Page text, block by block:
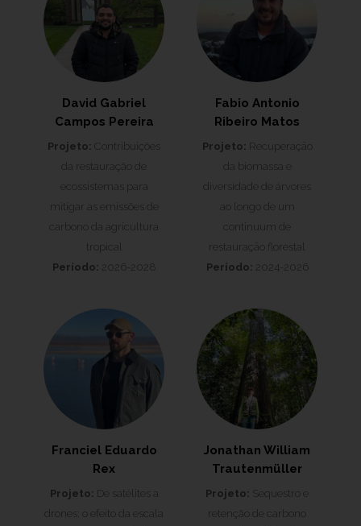
David Gabriel
Campos Pereira
Projeto: Contribuições
da restauração de
ecossistemas para
mitigar as emissões de
carbono da agricultura
tropical
Período: 2026-2028
Fabio Antonio
Ribeiro Matos
Projeto: Recuperaçāo
da biomassa e
diversidade de árvores
ao longo de um
continuum de
restauraçāo florestal
Período: 2024-2026
Franciel Eduardo
Rex
Projeto: De satélites a
drones: o efeito da escala
Jonathan William
Trautenmüller
Projeto: Sequestro e
retenção de carbono